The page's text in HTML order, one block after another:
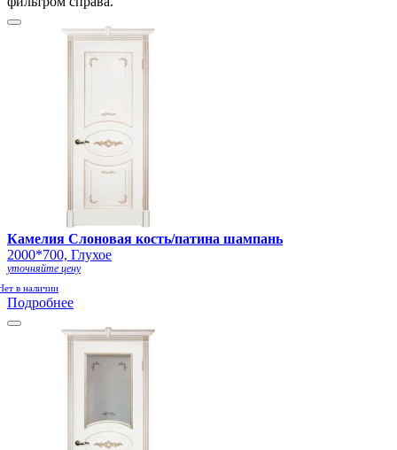
Камелия Слоновая кость/патина шампань
2000*700, Глухое
уточняйте цену
в наличии
Подробнее